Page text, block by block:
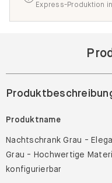
Express-Produktion
Produktname
Nachtschrank Grau -
Grau - Hochwertige
konfigurierbar